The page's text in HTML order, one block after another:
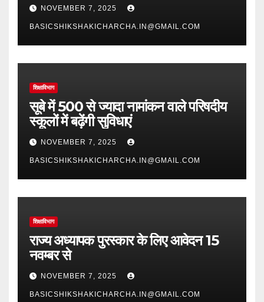
NOVEMBER 7, 2025
BASICSHIKSHAKICHARCHA.IN@GMAIL.COM
शिक्षाविभाग
सूबे में 500 से ज्यादा नामांकन वाले परिषदीय
स्कूलों में बढ़ेंगी सुविधाएं
NOVEMBER 7, 2025
BASICSHIKSHAKICHARCHA.IN@GMAIL.COM
शिक्षाविभाग
राज्य अध्यापक पुरस्कार के लिए आवेदन 15
नवम्बर से
NOVEMBER 7, 2025
BASICSHIKSHAKICHARCHA.IN@GMAIL.COM